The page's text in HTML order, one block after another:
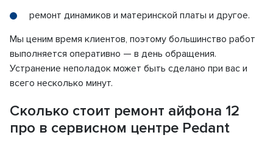
ремонт динамиков и материнской платы и другое.
Мы ценим время клиентов, поэтому большинство работ
выполняется оперативно — в день обращения.
Устранение неполадок может быть сделано при вас и
всего несколько минут.
Сколько стоит ремонт айфона 12
про в сервисном центре Pedant